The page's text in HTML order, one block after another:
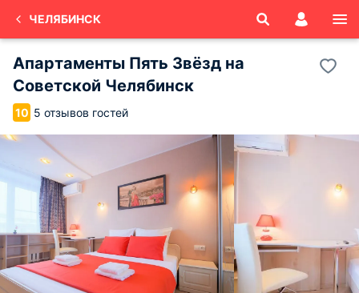
ЧЕЛЯБИНСК
Апартаменты Пять Звёзд на
Советской Челябинск
10 5 отзывов гостей